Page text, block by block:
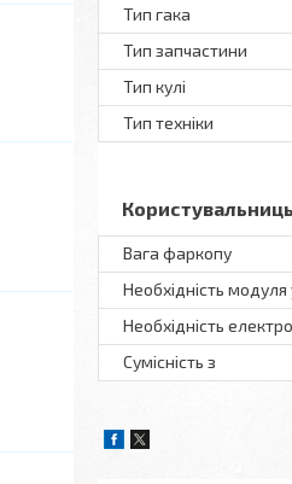
Тип гака
Тип запчастини
Тип кулі
Тип техніки
Вага фаркопу
Необхідність
Необхідність
Сумісність з